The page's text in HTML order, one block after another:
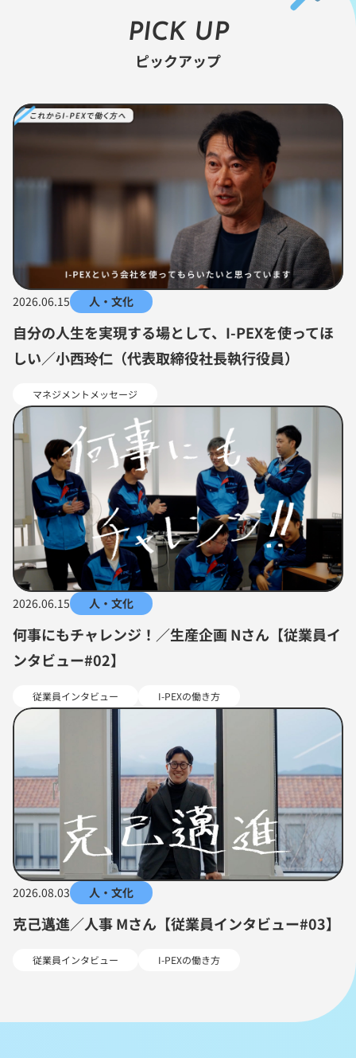
PICK UP
ピックアップ
2026.06.15 人・文化
自分の人生を実現する場として、I-PEXを使ってほ
しい／小西玲仁（代表取締役社長執行役員）
マネジメントメッセージ
2026.06.15 人・文化
何事にもチャレンジ！／生産企画 Nさん【従業員イ
ンタビュー#02】
従業員インタビュー I-PEXの働き方
2026.08.03 人・文化
克己邁進／人事 Mさん【従業員インタビュー#03】
従業員インタビュー I-PEXの働き方